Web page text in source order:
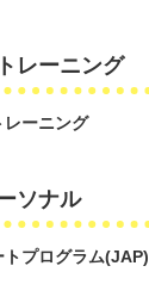
トレーニング
レーニング
ソナル
トプログラム(JAP)